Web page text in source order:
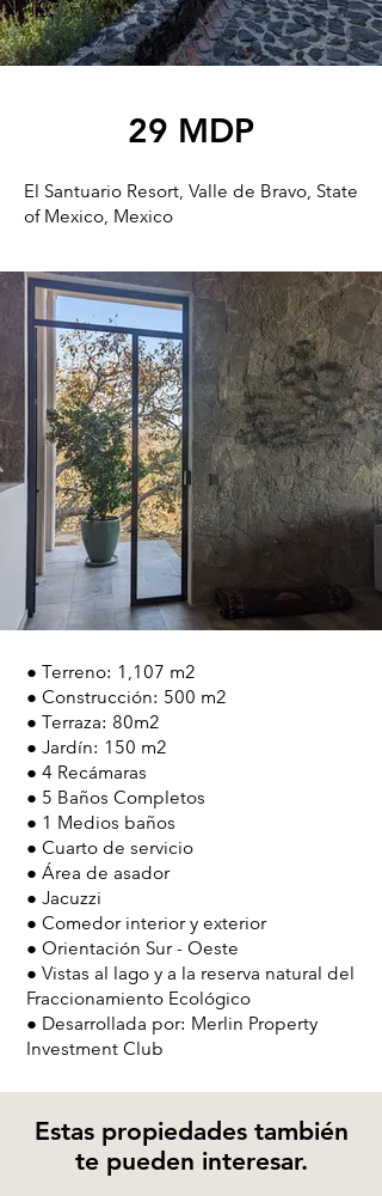
29 MDP
El Santuario Resort, Valle de Bravo, State
of Mexico, Mexico
● Terreno: 1,107 m2
● Construcción: 500 m2
● Terraza: 80m2
● Jardín: 150 m2
● 4 Recámaras
● 5 Baños Completos
● 1 Medios baños
● Cuarto de servicio
● Área de asador
● Jacuzzi
● Comedor interior y exterior
● Orientación Sur - Oeste
● Vistas al lago y a la reserva natural del
Fraccionamiento Ecológico
● Desarrollada por: Merlin Property
Investment Club
Estas propiedades también
te pueden interesar.